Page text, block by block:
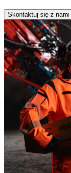
Skontaktuj się z nami